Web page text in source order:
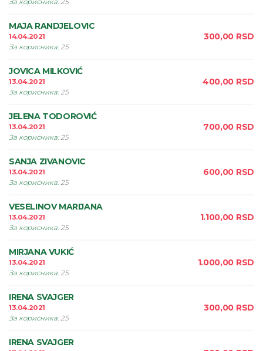
За корисника:25
MAJA RANDJELOVIC
14.04.2021
За корисника:25
300,00 RSD
JOVICA MILKOVIĆ
13.04.2021
За корисника:25
400,00 RSD
JELENA TODOROVIĆ
13.04.2021
За корисника:25
700,00 RSD
SANJA ZIVANOVIC
13.04.2021
За корисника:25
600,00 RSD
VESELINOV MARIJANA
13.04.2021
За корисника:25
1.100,00 RSD
MIRJANA VUKIĆ
13.04.2021
За корисника:25
1.000,00 RSD
IRENA SVAJGER
13.04.2021
За корисника:25
300,00 RSD
IRENA SVAJGER